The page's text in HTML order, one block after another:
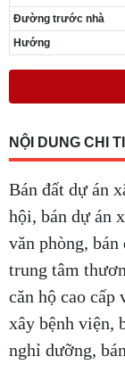
Đường trước nhà
Hướng
NỘI DUNG CHI
Bán đất dự án
hội, bán dự án
văn phòng, bán
trung tâm
căn hộ cao cấp
xây bệnh viện,
nghỉ dưỡng,